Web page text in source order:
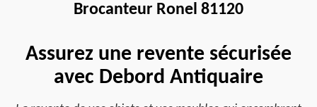
Brocanteur Ronel 81120
Assurez une revente sécurisée
avec Debord Antiquaire